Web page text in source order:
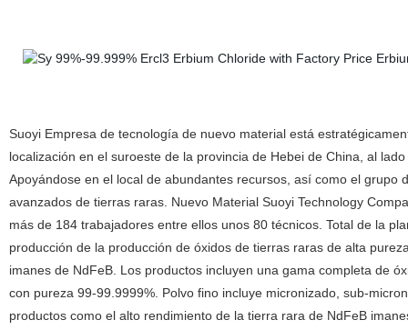
Suoyi Empresa de tecnología de nuevo material está
localización en el suroeste de la provincia de Hebei de China, al
Apoyándose en el local de abundantes recursos, así como el
avanzados de tierras raras. Nuevo Material Suoyi Technology
más de 184 trabajadores entre ellos unos 80 técnicos. Total de la
producción de la producción de óxidos de tierras raras de alta
imanes de NdFeB. Los productos incluyen una gama completa de
con pureza 99-99.9999%. Polvo fino incluye micronizado, sub-
productos como el alto rendimiento de la tierra rara de NdFeB